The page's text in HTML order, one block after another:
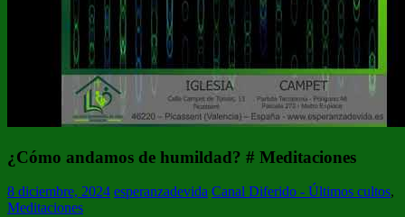
¿Cómo andamos de humildad? # Meditaciones
8 diciembre, 2024 esperanzadevida Canal Diferido - Últimos cultos,
Meditaciones